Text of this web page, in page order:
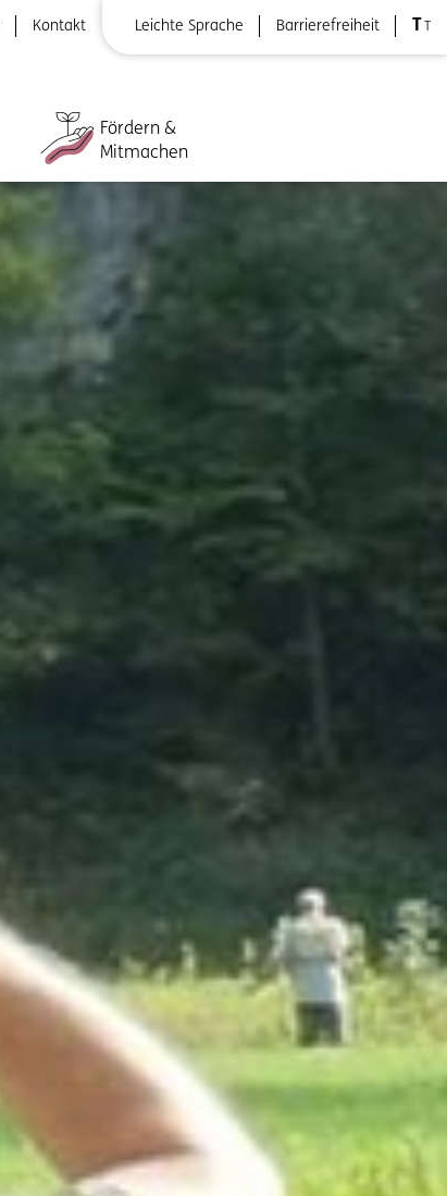
Kontakt Leichte Sprache Barrierefreiheit
Fördern &
Mitmachen